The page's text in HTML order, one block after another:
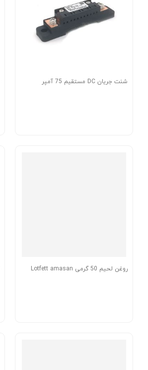
شنت جریان DC مستقیم 75 آمپر
روغن لحیم 50 گرمی Lotfett amasan